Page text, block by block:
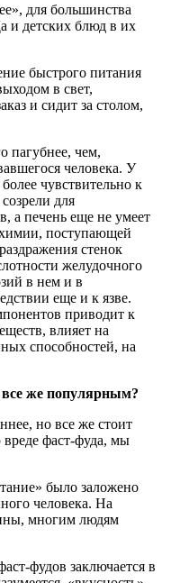
для большинства
и детских блюд в их
быстрого питания
в свет,
и сидит за столом,
пагубнее, чем,
человека. У
чувствительно к
для
а печень еще не умеет
поступающей
стенок
желудочного
в нем и в
еще и к язве.
приводит к
влияет на
способностей, на
все же популярным?
но все же стоит
фаст-фуда, мы
было заложено
человека. На
многим людям
фудов заключается в